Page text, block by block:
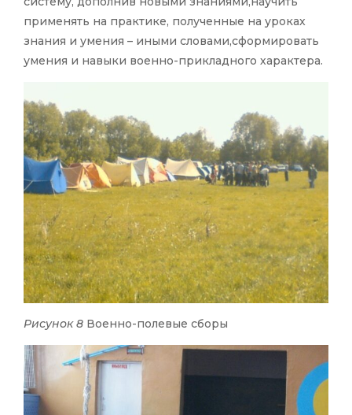
применять на практике, полученные на уроках
знания и умения – иными словами,сформировать
умения и навыки военно-прикладного характера.
Рисунок 8 Военно-полевые сборы